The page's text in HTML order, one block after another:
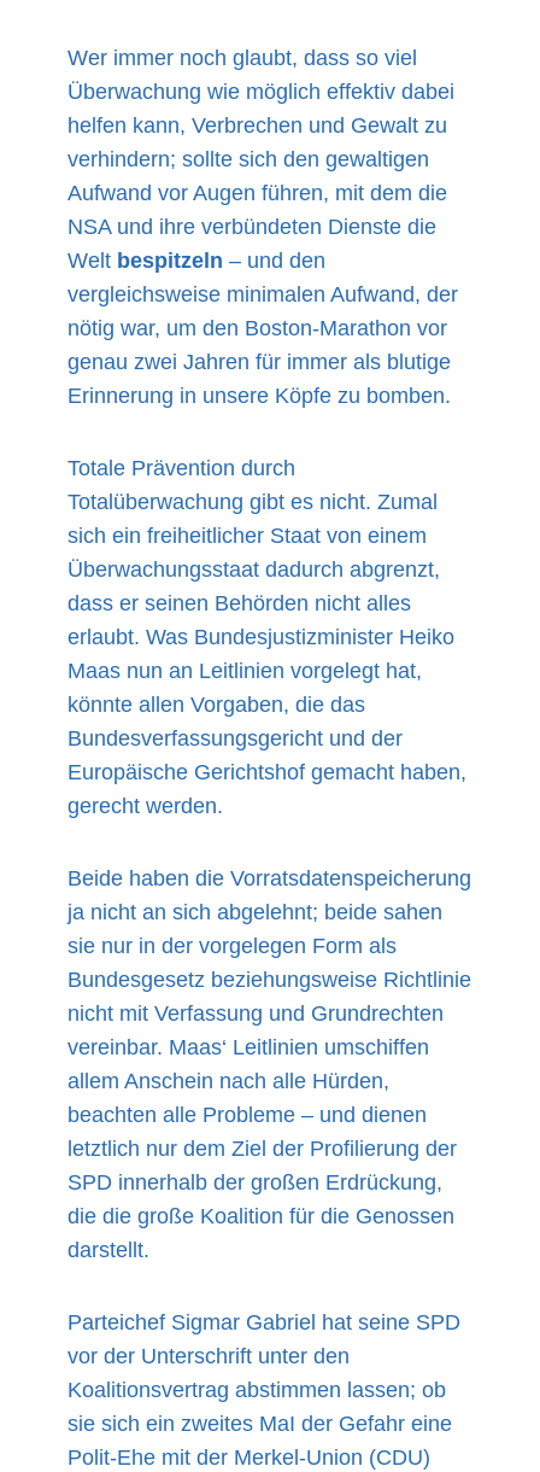
Wer immer noch glaubt, dass so viel
Überwachung wie möglich effektiv dabei
helfen kann, Verbrechen und Gewalt zu
verhindern; sollte sich den gewaltigen
Aufwand vor Augen führen, mit dem die
NSA und ihre verbündeten Dienste die
Welt bespitzeln – und den
vergleichsweise minimalen Aufwand, der
nötig war, um den Boston-Marathon vor
genau zwei Jahren für immer als blutige
Erinnerung in unsere Köpfe zu bomben.
Totale Prävention durch
Totalüberwachung gibt es nicht. Zumal
sich ein freiheitlicher Staat von einem
Überwachungsstaat dadurch abgrenzt,
dass er seinen Behörden nicht alles
erlaubt. Was Bundesjustizminister Heiko
Maas nun an Leitlinien vorgelegt hat,
könnte allen Vorgaben, die das
Bundesverfassungsgericht und der
Europäische Gerichtshof gemacht haben,
gerecht werden.
Beide haben die Vorratsdatenspeicherung
ja nicht an sich abgelehnt; beide sahen
sie nur in der vorgelegen Form als
Bundesgesetz beziehungsweise Richtlinie
nicht mit Verfassung und Grundrechten
vereinbar. Maas‘ Leitlinien umschiffen
allem Anschein nach alle Hürden,
beachten alle Probleme – und dienen
letztlich nur dem Ziel der Profilierung der
SPD innerhalb der großen Erdrückung,
die die große Koalition für die Genossen
darstellt.
Parteichef Sigmar Gabriel hat seine SPD
vor der Unterschrift unter den
Koalitionsvertrag abstimmen lassen; ob
sie sich ein zweites MaI der Gefahr eine
Polit-Ehe mit der Merkel-Union (CDU)